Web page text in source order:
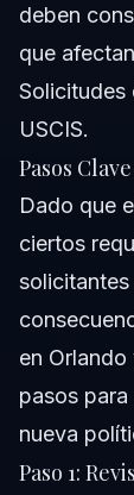
deben
que
Solicitudes
USCIS.
Pasos
Dado que
ciertos
en
pasos
nueva
Paso 1: